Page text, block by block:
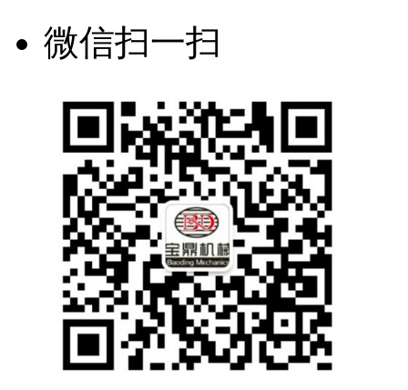
微信扫一扫